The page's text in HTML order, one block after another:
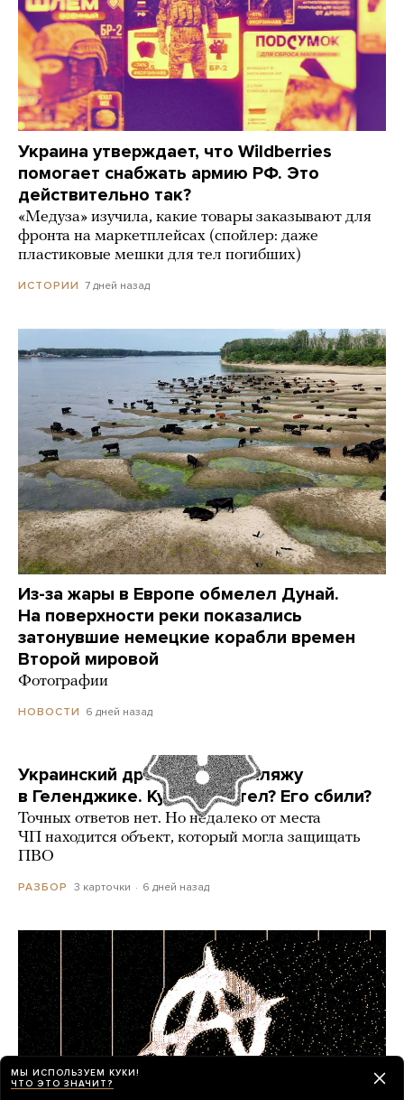
Украина утверждает, что Wildberries
помогает снабжать армию РФ. Это
действительно так?
«Медуза» изучила, какие товары заказывают для
фронта на маркетплейсах (спойлер: даже
пластиковые мешки для тел погибших)
ИСТОРИИ 7 дней назад
Из-за жары в Европе обмелел Дунай.
На поверхности реки показались
затонувшие немецкие корабли времен
Второй мировой
Фотографии
НОВОСТИ 6 дней назад
Украинский дрон попал по пляжу
в Геленджике. Куда он летел? Его сбили?
Точных ответов нет. Но недалеко от места
ЧП находится объект, который могла защищать
ПВО
РАЗБОР 3 карточки 6 дней назад
МЫ ИСПОЛЬЗУЕМ КУКИ!
ЧТО ЭТО ЗНАЧИТ?